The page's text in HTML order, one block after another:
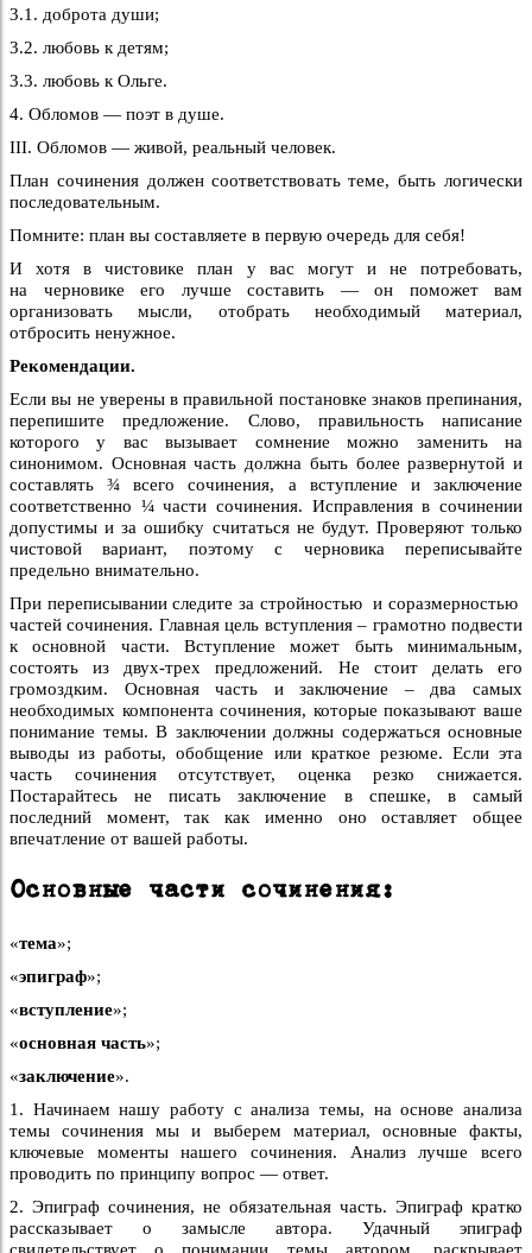
3.1. доброта души;
3.2. любовь к детям;
3.3. любовь к Ольге.
4. Обломов — поэт в душе.
III. Обломов — живой, реальный человек.
План сочинения должен соответствовать теме, быть логически
последовательным.
Помните: план вы составляете в первую очередь для себя!
И хотя в чистовике план у вас могут и не потребовать,
на черновике его лучше составить — он поможет вам
организовать мысли, отобрать необходимый материал,
отбросить ненужное.
Рекомендации.
Если вы не уверены в правильной постановке знаков препинания,
перепишите предложение. Слово, правильность написание
которого у вас вызывает сомнение можно заменить на
синонимом. Основная часть должна быть более развернутой и
составлять ¾ всего сочинения, а вступление и заключение
соответственно ¼ части сочинения. Исправления в сочинении
допустимы и за ошибку считаться не будут. Проверяют только
чистовой вариант, поэтому с черновика переписывайте
предельно внимательно.
При переписывании следите за стройностью и соразмерностью
частей сочинения. Главная цель вступления – грамотно подвести
к основной части. Вступление может быть минимальным,
состоять из двух-трех предложений. Не стоит делать его
громоздким. Основная часть и заключение – два самых
необходимых компонента сочинения, которые показывают ваше
понимание темы. В заключении должны содержаться основные
выводы из работы, обобщение или краткое резюме. Если эта
часть сочинения отсутствует, оценка резко снижается.
Постарайтесь не писать заключение в спешке, в самый
последний момент, так как именно оно оставляет общее
впечатление от вашей работы.
Основные части сочинения:
«тема»;
«эпиграф»;
«вступление»;
«основная часть»;
«заключение».
1. Начинаем нашу работу с анализа темы, на основе анализа
темы сочинения мы и выберем материал, основные факты,
ключевые моменты нашего сочинения. Анализ лучше всего
проводить по принципу вопрос — ответ.
2. Эпиграф сочинения, не обязательная часть. Эпиграф кратко
рассказывает о замысле автора. Удачный эпиграф